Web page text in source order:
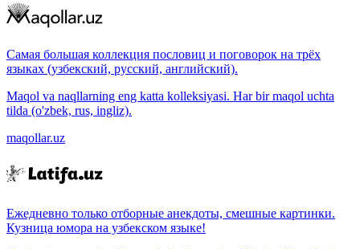
Самая большая коллекция пословиц и поговорок на трёх
языках (узбекский, русский, английский).
Maqol va naqllarning eng katta kolleksiyasi. Har bir maqol uchta
tilda (o'zbek, rus, ingliz).
maqollar.uz
Ежедневно только отборные анекдоты, смешные картинки.
Кузница юмора на узбекском языке!